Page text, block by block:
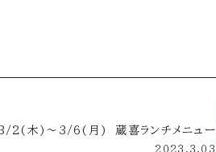
2(木)～3/6(月) 蔵喜ランチメニュー
2023.3.03